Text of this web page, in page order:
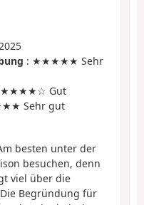
: ★★★★★ Sehr
★★★★☆ Gut
Sehr gut
besten unter der
besuchen, denn
viel über die
Begründung für